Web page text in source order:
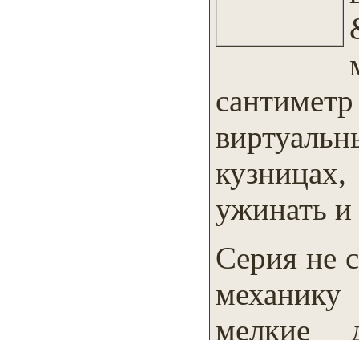
ужинать и
Серия не
мелкие